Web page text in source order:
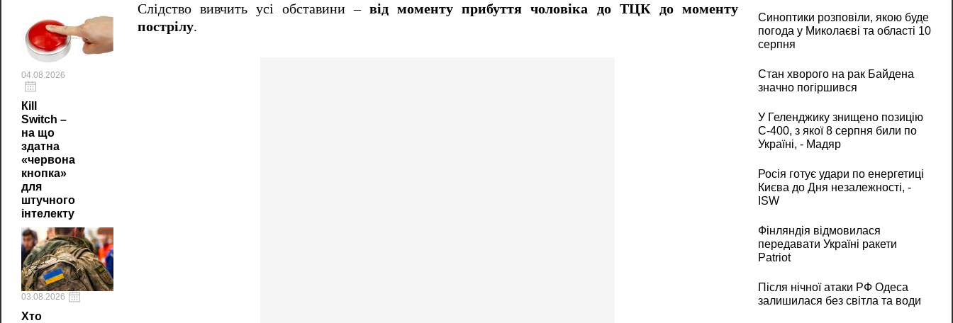
04.08.2026
Кill
Switch –
на що
здатна
«червона
кнопка»
для
штучного
інтелекту
03.08.2026
Хто
Слідство вивчить усі обставини –від моменту прибуття чоловіка до ТЦК до моменту
пострілу.
Синоптики розповіли, якою буде
погода у Миколаєві та області 10
серпня
Стан хворого на рак Байдена
значно погіршився
У Геленджику знищено позицію
С-400, з якої 8 серпня били по
Україні, - Мадяр
Росія готує удари по енергетиці
Києва до Дня незалежності, -
ISW
Фінляндія відмовилася
передавати Україні ракети
Patriot
Після нічної атаки РФ Одеса
залишилася без світла та води